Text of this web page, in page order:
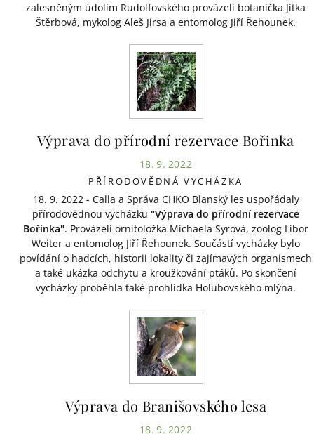
zalesněným údolím Rudolfovského provázeli botanička Jitka
Štěrbová, mykolog Aleš Jirsa a entomolog Jiří Řehounek.
Výprava do přírodní rezervace Bořinka
18. 9. 2022
PŘÍRODOVĚDNÁ VYCHÁZKA
18. 9. 2022 - Calla a Správa CHKO Blanský les uspořádaly
přírodovědnou vycházku "Výprava do přírodní rezervace
Bořinka". Provázeli ornitoložka Michaela Syrová, zoolog Libor
Weiter a entomolog Jiří Řehounek. Součástí vycházky bylo
povídání o hadcích, historii lokality či zajímavých organismech
a také ukázka odchytu a kroužkování ptáků. Po skončení
vycházky proběhla také prohlídka Holubovského mlýna.
Výprava do Branišovského lesa
18. 9. 2022